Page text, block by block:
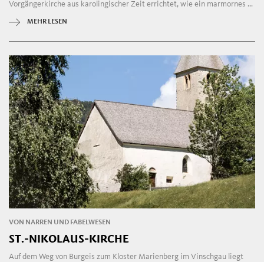
Vorgängerkirche aus karolingischer Zeit errichtet, wie ein marmornes ...
MEHR LESEN
VON NARREN UND FABELWESEN
ST.-NIKOLAUS-KIRCHE
Auf dem Weg von Burgeis zum Kloster Marienberg im Vinschgau liegt